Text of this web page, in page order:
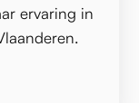
ervaring in